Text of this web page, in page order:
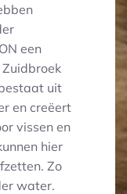
een
uit
en creëert
vissen en
hier
Zo
water.